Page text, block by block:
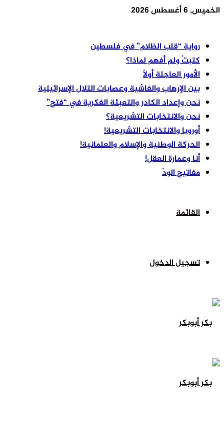
الخميس, 6 أغسطس 2026
رواية “قلب الظلام” في فلسطين
كتبتُ ولم أفهم لماذا؟
الأمور العاجلة أولًا
بين الإرهاب والفاشية وعصابات التلال الإسرائيلية
نحن وإعداد الكادر والتعبئة الفكرية في “فتح”
نحن والانتخابات التشريعية؟
أوروبا والانتخابات التشريعية!
الحركة الوطنية والإسلام والعلمانية!
أنا وعمارة العقل!
مفاتيح الودّ
القائمة
تسجيل الدخول